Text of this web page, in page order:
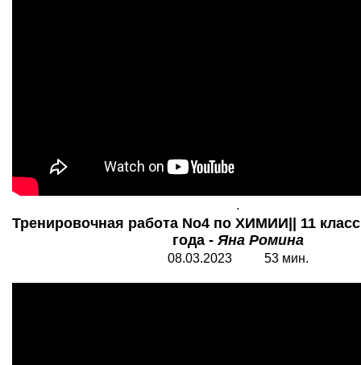
.
Тренировочная работа No4 по ХИМИИ|| 11
года -Яна Ромина
08.03.2023 53 мин.